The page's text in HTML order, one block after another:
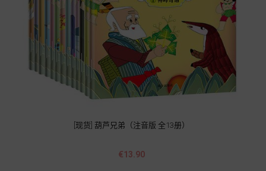
[现货] 葫芦兄弟（注音版 全13册）
Price
€13.90